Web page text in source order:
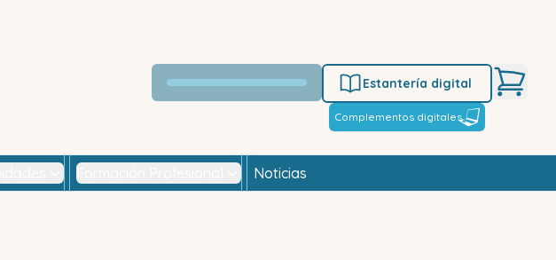
Estantería digital
Complementos digitales
Noticias